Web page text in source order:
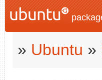
» Ubuntu »